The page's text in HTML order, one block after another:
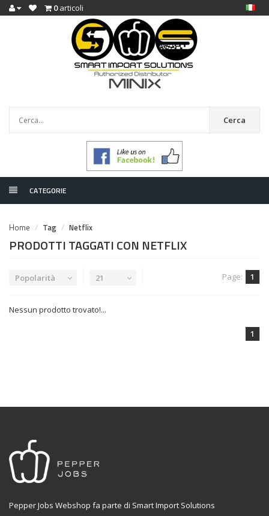
0articoli
Cerca
CATEGORIE
Home Tag Netflix
PRODOTTI TAGGATI CON NETFLIX
Popolarità 21 Page: 1
Nessun prodotto trovato!...
1
Pepper Jobs Webshop fa parte di Smart Import Solutions